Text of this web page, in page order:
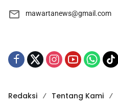
mawartanews@gmail.com
Redaksi Tentang Kami